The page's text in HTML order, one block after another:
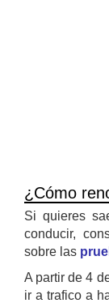
¿Cómo
Si quieres
conducir,
sobre las
A partir de 4
ir a trafico a